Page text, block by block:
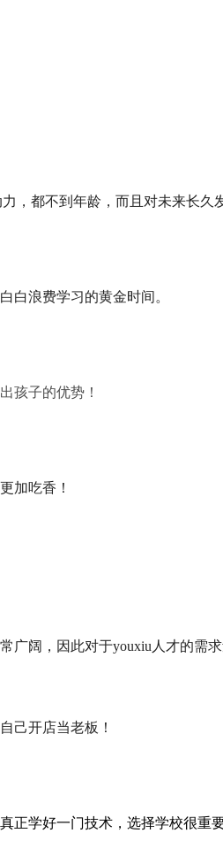
，都不到年龄，而且对未来长久
白浪费学习的黄金时间。
孩子的优势！
加吃香 ！
广阔，因此对于youxiu人才的需
己开店当老板！
正学好一门技术，选择学校很重要